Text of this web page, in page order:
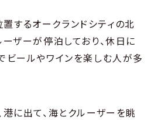
するオークランドシティの北
ザーが停泊しており、休日に
ビールやワインを楽しむ人が多
に出て、海とクルーザーを眺